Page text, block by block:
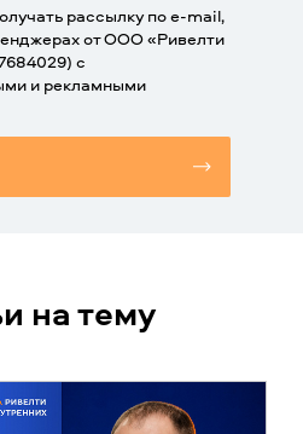
рассылку по e-mail,
от ООО «Ривелти
с
и рекламными
на тему